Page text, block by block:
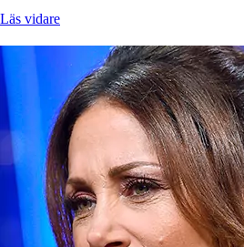
Läs vidare